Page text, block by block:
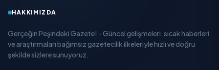
HAKKIMIZDA
Gerçeğin Peşindeki Gazete! - Güncel gelişmeleri, sıcak haberleri
ve araştırmaları bağımsız gazetecilik ilkeleriyle hızlı ve doğru
şekilde sizlere sunuyoruz.